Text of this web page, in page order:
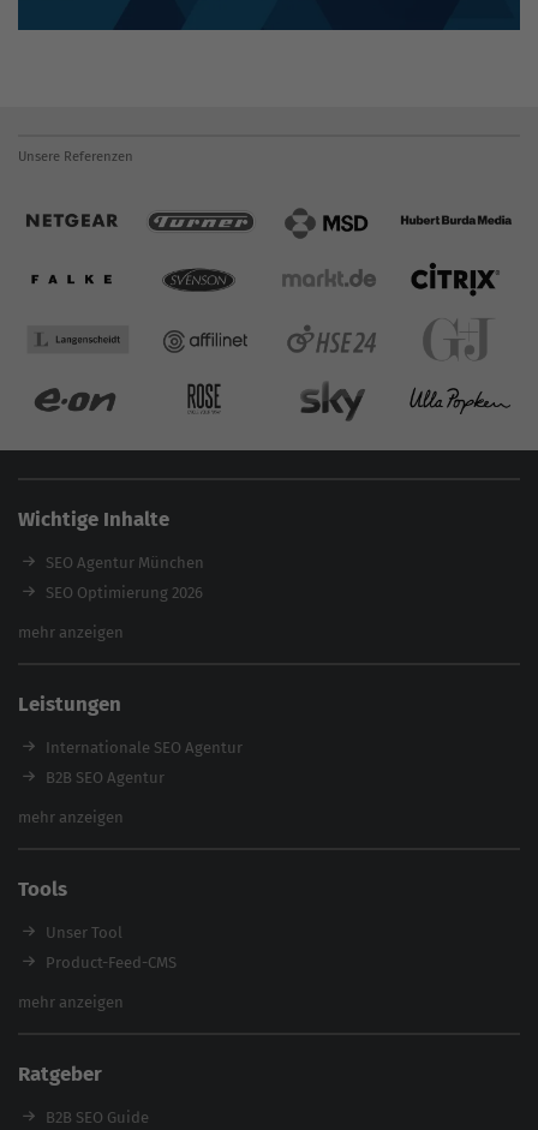
Unsere Referenzen
Wichtige Inhalte
SEO Agentur München
SEO Optimierung 2026
Backlink-Audit 2026
Referenzen
E-Books
Magazin
mehr anzeigen
Leistungen
Internationale SEO Agentur
B2B SEO Agentur
Inhouse SEO Agentur
Enterprise SEO Agentur
Workshops
mehr anzeigen
Tools
Unser Tool
Product-Feed-CMS
Website Analyse
Backlink-Check
Ladezeiten-Check
mehr anzeigen
Ratgeber
B2B SEO Guide